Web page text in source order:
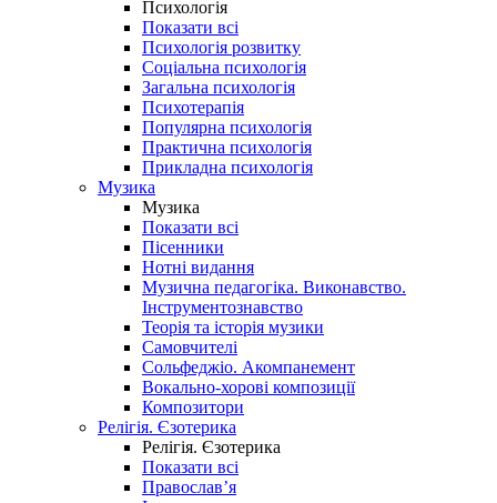
Психологія
Показати всі
Психологія розвитку
Соціальна психологія
Загальна психологія
Психотерапія
Популярна психологія
Практична психологія
Прикладна психологія
Музика
Музика
Показати всі
Пісенники
Нотні видання
Музична педагогіка. Виконавство.
Інструментознавство
Теорія та історія музики
Самовчителі
Сольфеджіо. Акомпанемент
Вокально-хорові композиції
Композитори
Релігія. Єзотерика
Релігія. Єзотерика
Показати всі
Православ’я